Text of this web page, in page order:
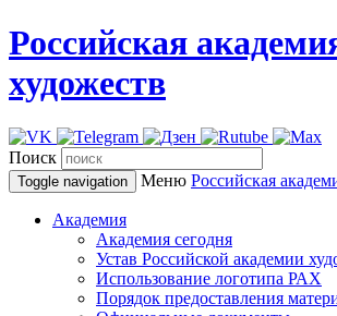
Российская
художеств
Поиск
Toggle navigation Меню Российская
Академия
Академия сегодня
Устав Российской академии
Использование логотипа РАХ
Порядок предоставления